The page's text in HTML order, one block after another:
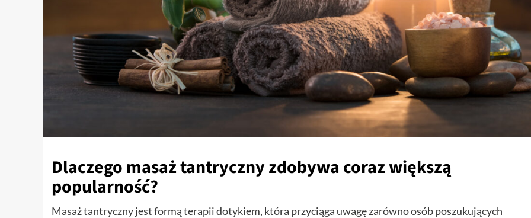
Dlaczego masaż tantryczny zdobywa coraz większą
popularność?
Masaż tantryczny jest formą terapii dotykiem, która przyciąga uwagę zarówno osób poszukujących